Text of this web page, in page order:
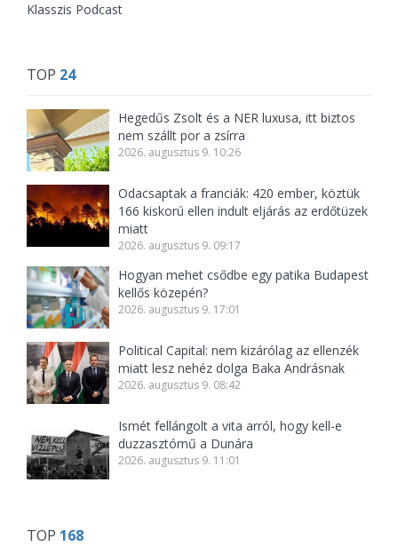
Klasszis Podcast
TOP 24
Hegedűs Zsolt és a NER luxusa, itt biztos
nem szállt por a zsírra
2026. augusztus 9. 10:26
Odacsaptak a franciák: 420 ember, köztük
166 kiskorú ellen indult eljárás az erdőtüzek
miatt
2026. augusztus 9. 09:17
Hogyan mehet csődbe egy patika Budapest
kellős közepén?
2026. augusztus 9. 17:01
Political Capital: nem kizárólag az ellenzék
miatt lesz nehéz dolga Baka Andrásnak
2026. augusztus 9. 08:42
Ismét fellángolt a vita arról, hogy kell-e
duzzasztómű a Dunára
2026. augusztus 9. 11:01
TOP 168